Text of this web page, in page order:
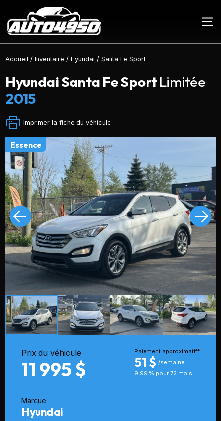
Accueil / Inventaire / Hyundai / Santa Fe Sport
HyundaiSanta Fe SportLimitée
2015
Imprimer la fiche du véhicule
essence
Prix du véhicule
11 995 $
Paiement approximatif*
51 $ /semaine
9.99 % pour 72 mois
Marque
Hyundai